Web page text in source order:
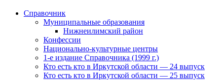
Справочник
Муниципальные образования
Нижнеилимский район
Конфессии
Национально-культурные центры
1-е издание Справочника (1999 г.)
Кто есть кто в Иркутской области — 24 выпуск
Кто есть кто в Иркутской области — 25 выпуск